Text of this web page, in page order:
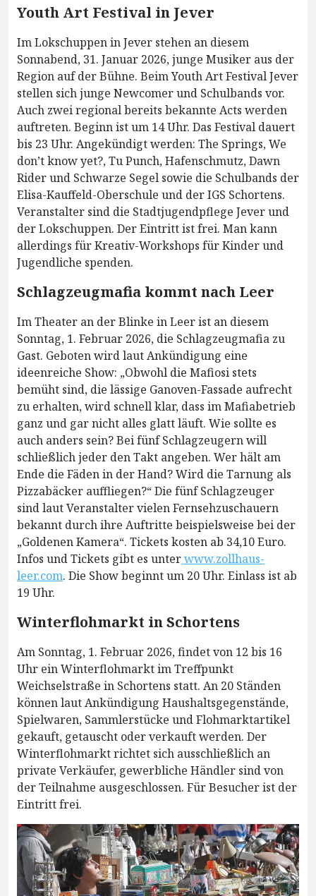
Youth Art Festival in Jever
Im Lokschuppen in Jever stehen an diesem
Sonnabend, 31. Januar 2026, junge Musiker aus der
Region auf der Bühne. Beim Youth Art Festival Jever
stellen sich junge Newcomer und Schulbands vor.
Auch zwei regional bereits bekannte Acts werden
auftreten. Beginn ist um 14 Uhr. Das Festival dauert
bis 23 Uhr. Angekündigt werden: The Springs, We
don’t know yet?, Tu Punch, Hafenschmutz, Dawn
Rider und Schwarze Segel sowie die Schulbands der
Elisa-Kauffeld-Oberschule und der IGS Schortens.
Veranstalter sind die Stadtjugendpflege Jever und
der Lokschuppen. Der Eintritt ist frei. Man kann
allerdings für Kreativ-Workshops für Kinder und
Jugendliche spenden.
Schlagzeugmafia kommt nach Leer
Im Theater an der Blinke in Leer ist an diesem
Sonntag, 1. Februar 2026, die Schlagzeugmafia zu
Gast. Geboten wird laut Ankündigung eine
ideenreiche Show: „Obwohl die Mafiosi stets
bemüht sind, die lässige Ganoven-Fassade aufrecht
zu erhalten, wird schnell klar, dass im Mafiabetrieb
ganz und gar nicht alles glatt läuft. Wie sollte es
auch anders sein? Bei fünf Schlagzeugern will
schließlich jeder den Takt angeben. Wer hält am
Ende die Fäden in der Hand? Wird die Tarnung als
Pizzabäcker auffliegen?“ Die fünf Schlagzeuger
sind laut Veranstalter vielen Fernsehzuschauern
bekannt durch ihre Auftritte beispielsweise bei der
„Goldenen Kamera“. Tickets kosten ab 34,10 Euro.
Infos und Tickets gibt es unterwww.zollhaus-
leer.com. Die Show beginnt um 20 Uhr. Einlass ist ab
19 Uhr.
Winterflohmarkt in Schortens
Am Sonntag, 1. Februar 2026, findet von 12 bis 16
Uhr ein Winterflohmarkt im Treffpunkt
Weichselstraße in Schortens statt. An 20 Ständen
können laut Ankündigung Haushaltsgegenstände,
Spielwaren, Sammlerstücke und Flohmarktartikel
gekauft, getauscht oder verkauft werden. Der
Winterflohmarkt richtet sich ausschließlich an
private Verkäufer, gewerbliche Händler sind von
der Teilnahme ausgeschlossen. Für Besucher ist der
Eintritt frei.